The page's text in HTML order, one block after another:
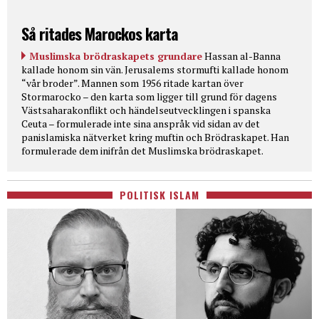
Så ritades Marockos karta
Muslimska brödraskapets grundareHassan al-Banna
kallade honom sin vän. Jerusalems stormufti kallade honom
“vår broder”. Mannen som 1956 ritade kartan över
Stormarocko – den karta som ligger till grund för dagens
Västsaharakonflikt och händelseutvecklingen i spanska
Ceuta – formulerade inte sina anspråk vid sidan av det
panislamiska nätverket kring muftin och Brödraskapet. Han
formulerade dem inifrån det Muslimska brödraskapet.
POLITISK ISLAM